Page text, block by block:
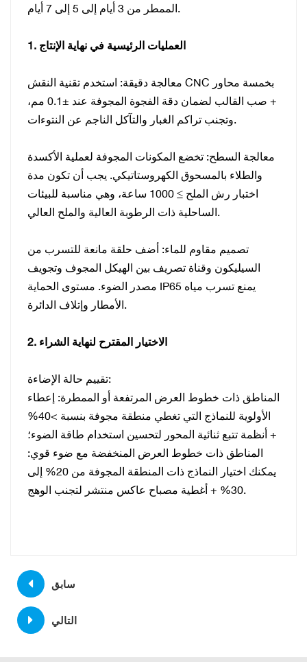
الممطر من 3 أيام إلى 5 إلى 7 أيام.
1. العمليات الرئيسية في نهاية الإنتاج
معالجة دقيقة: استخدم تقنية النقش CNC بخمسة محاور
+ صب القالب لضمان دقة الفجوة المجوفة عند ±0.1 مم،
وتجنب تراكم الغبار والتآكل الناجم عن النتوءات.
معالجة السطح: تخضع المكونات المجوفة لعملية الأكسدة
والطلاء بالمسحوق الكهروستاتيكي. يجب أن تكون مدة
اختبار رش الملح ≥ 1000 ساعة، وهي مناسبة للبيئات
الساحلية ذات الرطوبة العالية والملح العالي.
تصميم مقاوم للماء: أضف حلقة مانعة للتسرب من
السيليكون وقناة تصريف بين الهيكل المجوف وتجويف
مصدر الضوء. مستوى الحماية IP65 يمنع تسرب مياه
الأمطار وإتلاف الدائرة.
2. الاختيار المقترح لنهاية الشراء
تقييم حالة الإضاءة:
المناطق ذات خطوط العرض المرتفعة أو الممطرة: إعطاء
الأولوية للنماذج التي تغطي منطقة مجوفة بنسبة >40%
+ أنظمة تتبع ثنائية المحور لتحسين استخدام طاقة الضوء؛
المناطق ذات خطوط العرض المنخفضة مع ضوء قوي:
يمكنك اختيار النماذج ذات المنطقة المجوفة من 20% إلى
30% + أغطية مصباح عاكس منتشر لتجنب الوهج.
سابق
التالي